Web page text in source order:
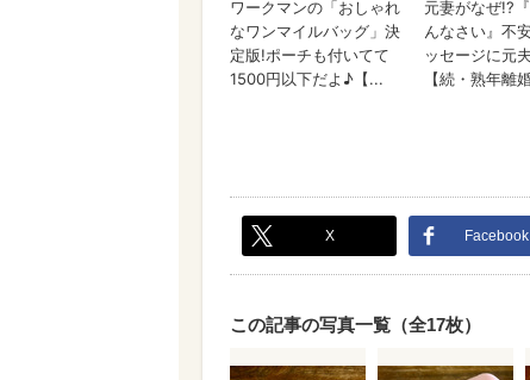
X Facebook
この記事の写真一覧（全17枚）